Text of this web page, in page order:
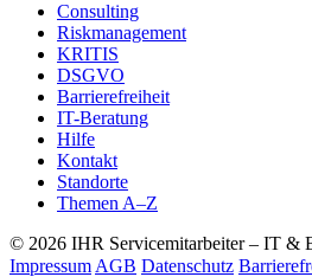
Consulting
Riskmanagement
KRITIS
DSGVO
Barrierefreiheit
IT-Beratung
Hilfe
Kontakt
Standorte
Themen A–Z
© 2026 IHR Servicemitarbeiter – IT &
ImpressumAGB Datenschutz